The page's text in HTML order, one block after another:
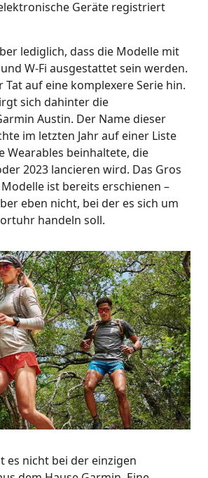
Geräte registriert
lediglich, dass die Modelle mit
W-Fi ausgestattet sein werden.
Tat auf eine komplexere Serie hin.
sich dahinter die
Austin. Der Name dieser
im letzten Jahr auf einer Liste
Wearables beinhaltete, die
2023 lancieren wird. Das Gros
ist bereits erschienen –
eben nicht, bei der es sich um
handeln soll.
es nicht bei der einzigen